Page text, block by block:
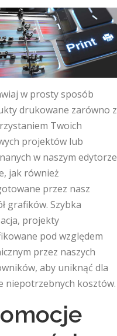
w prosty sposób
drukowane zarówno z
Twoich
projektów lub
w naszym edytorze
jak również
przez nasz
grafików. Szybka
projekty
pod względem
przez naszych
aby uniknąć dla
niepotrzebnych kosztów.